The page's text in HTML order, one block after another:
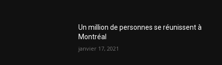
Un million de personnes se réunissent à
Montréal
janvier 17, 2021